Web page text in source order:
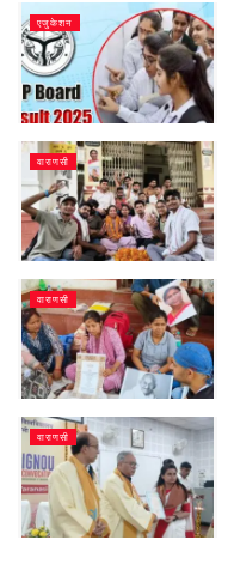
एजुकेशन
वाराणसी
वाराणसी
वाराणसी